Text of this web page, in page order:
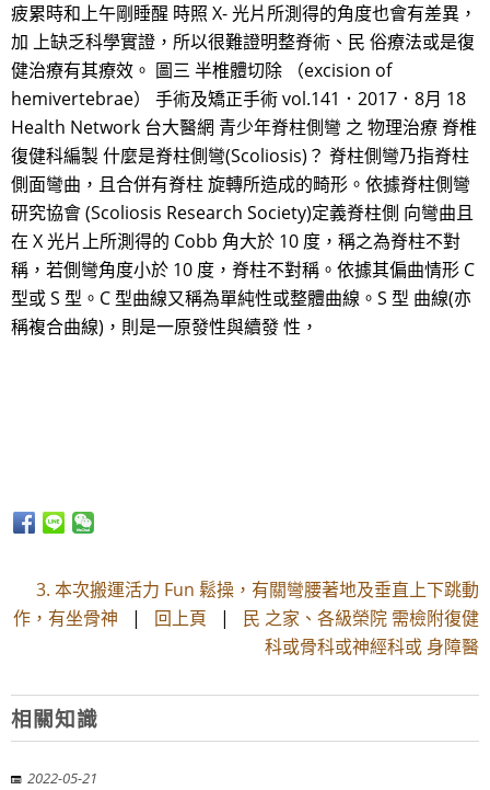
疲累時和上午剛睡醒 時照 X- 光片所測得的角度也會有差異，
加 上缺乏科學實證，所以很難證明整脊術、民 俗療法或是復
健治療有其療效。 圖三 半椎體切除 （excision of
hemivertebrae） 手術及矯正手術 vol.141．2017．8月 18
Health Network 台大醫網 青少年脊柱側彎 之 物理治療 脊椎
復健科編製 什麼是脊柱側彎(Scoliosis)？ 脊柱側彎乃指脊柱
側面彎曲，且合併有脊柱 旋轉所造成的畸形。依據脊柱側彎
研究協會 (Scoliosis Research Society)定義脊柱側 向彎曲且
在 X 光片上所測得的 Cobb 角大於 10 度，稱之為脊柱不對
稱，若側彎角度小於 10 度，脊柱不對稱。依據其偏曲情形 C
型或 S 型。C 型曲線又稱為單純性或整體曲線。S 型 曲線(亦
稱複合曲線)，則是一原發性與續發 性，
3. 本次搬運活力 Fun 鬆操，有關彎腰著地及垂直上下跳動
作，有坐骨神 | 回上頁 | 民 之家、各級榮院 需檢附復健
科或骨科或神經科或 身障醫
相關知識
2022-05-21